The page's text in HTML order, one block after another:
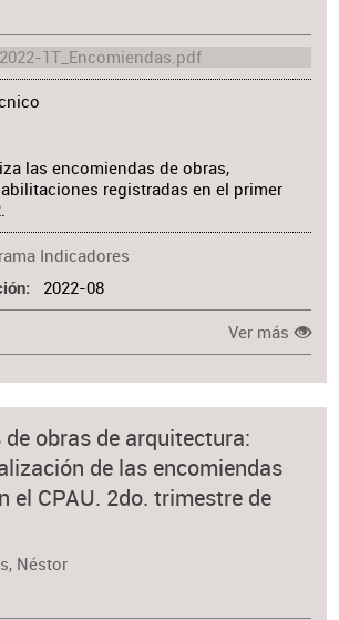
las encomiendas de obras,
registradas en el primer
Indicadores
2022-08
Ver más
de obras de arquitectura:
de las encomiendas
el CPAU. 2do. trimestre de
Néstor